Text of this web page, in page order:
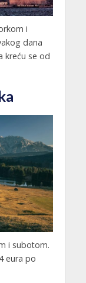
i
dana
kreću se od
i subotom.
eura po